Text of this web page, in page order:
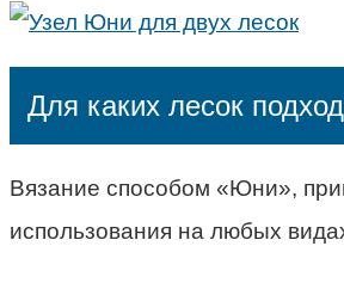
Для каких лесок
Вязание способом «Юни»,
использования на любых